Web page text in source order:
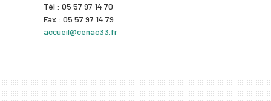
Tél : 05 57 97 14 70
Fax : 05 57 97 14 79
accueil@cenac33.fr